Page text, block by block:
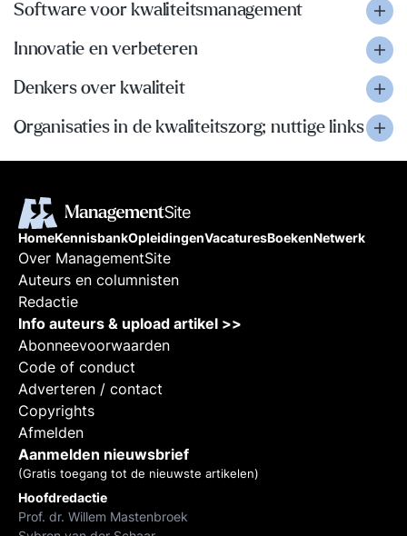
Software voor kwaliteitsmanagement
Innovatie en verbeteren
Denkers over kwaliteit
Organisaties in de kwaliteitszorg; nuttige links
HomeKennisbankOpleidingenVacaturesBoekenNetwerk
Over ManagementSite
Auteurs en columnisten
Redactie
Info auteurs & upload artikel >>
Abonneevoorwaarden
Code of conduct
Adverteren / contact
Copyrights
Afmelden
Aanmelden nieuwsbrief
(Gratis toegang tot de nieuwste artikelen)
Hoofdredactie
Prof. dr. Willem Mastenbroek